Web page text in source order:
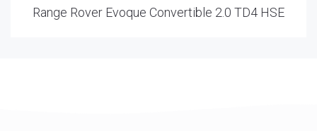
Range Rover Evoque Convertible 2.0 TD4 HSE